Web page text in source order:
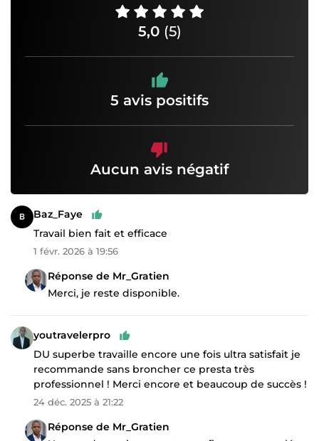
5,0 (5)
5 avis positifs
Aucun avis négatif
Baz_Faye
Travail bien fait et efficace
1 févr. 2026 à 19:56
Réponse de Mr_Gratien
Merci, je reste disponible.
youtravelerpro
DU superbe travaille encore une fois ultra satisfait je
recommande sans broncher ce presta très
professionnel ! Merci encore et beaucoup de succès !
24 déc. 2025 à 21:22
Réponse de Mr_Gratien